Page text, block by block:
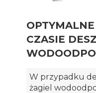
CZASIE
W przypadku
żagiel